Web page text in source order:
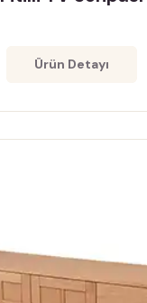
Ürün Detayı